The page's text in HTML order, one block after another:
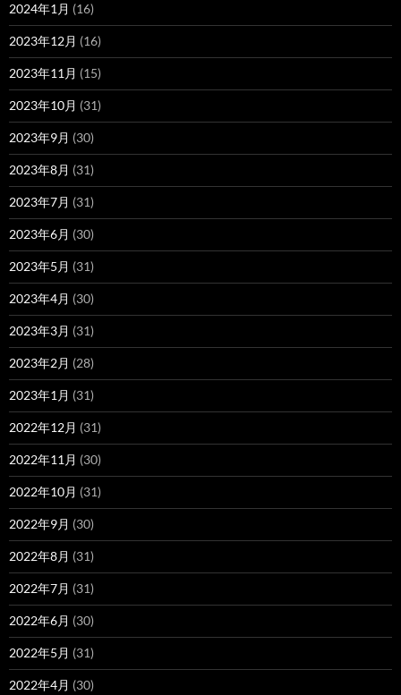
2024年1月 (16)
2023年12月 (16)
2023年11月 (15)
2023年10月 (31)
2023年9月 (30)
2023年8月 (31)
2023年7月 (31)
2023年6月 (30)
2023年5月 (31)
2023年4月 (30)
2023年3月 (31)
2023年2月 (28)
2023年1月 (31)
2022年12月 (31)
2022年11月 (30)
2022年10月 (31)
2022年9月 (30)
2022年8月 (31)
2022年7月 (31)
2022年6月 (30)
2022年5月 (31)
2022年4月 (30)